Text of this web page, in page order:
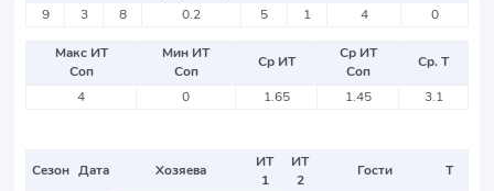
9
3 8 0.2 5 1 4 0
Макс ИТ
Соп
Мин ИТ
Соп
Ср ИТ
Ср ИТ
Соп
Ср. Т
4
0 1.65 1.45 3.1
Сезон Дата Хозяева
ИТ
1
ИТ
2
Гости Т